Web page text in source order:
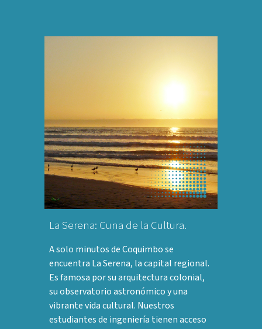
La Serena: Cuna de la Cultura.
A solo minutos de Coquimbo se
encuentra La Serena, la capital regional.
Es famosa por su arquitectura colonial,
su observatorio astronómico y una
vibrante vida cultural. Nuestros
estudiantes de ingeniería tienen acceso